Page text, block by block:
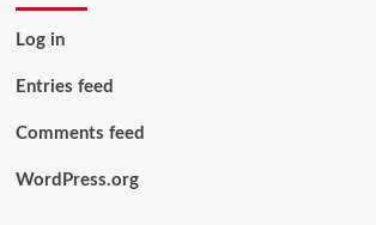
Log in
Entries feed
Comments feed
WordPress.org